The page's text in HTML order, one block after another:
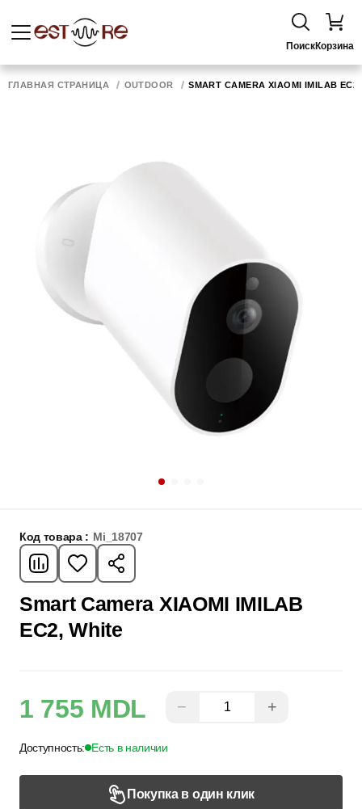
ПоискКорзина
ГЛАВНАЯ СТРАНИЦА OUTDOOR SMART CAMERA XIAOMI IMILAB
Код товара : Mi_18707
Smart Camera XIAOMI IMILAB
EC2, White
1 755 MDL − +
Доступность: Есть в наличии
Покупка в один клик